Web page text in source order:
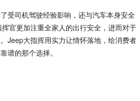
受司机驾驶经验影响，还与汽车本身安全
官更加注重全家人的出行安全，进而对于
Jeep大指挥用实力让情怀落地，给消费者
谱的那个选择。